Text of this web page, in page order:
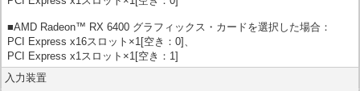
■AMD Radeon™ RX 6400 グラフィックス・カードを選択した場合：
PCI Express x16スロット×1[空き：0]、
PCI Express x1スロット×1[空き：1]
入力装置